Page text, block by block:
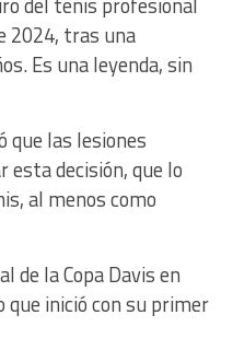
2024, tras una
Es una leyenda, sin
que las lesiones
decisión, que lo
al menos como
de la Copa Davis en
que inició con su primer